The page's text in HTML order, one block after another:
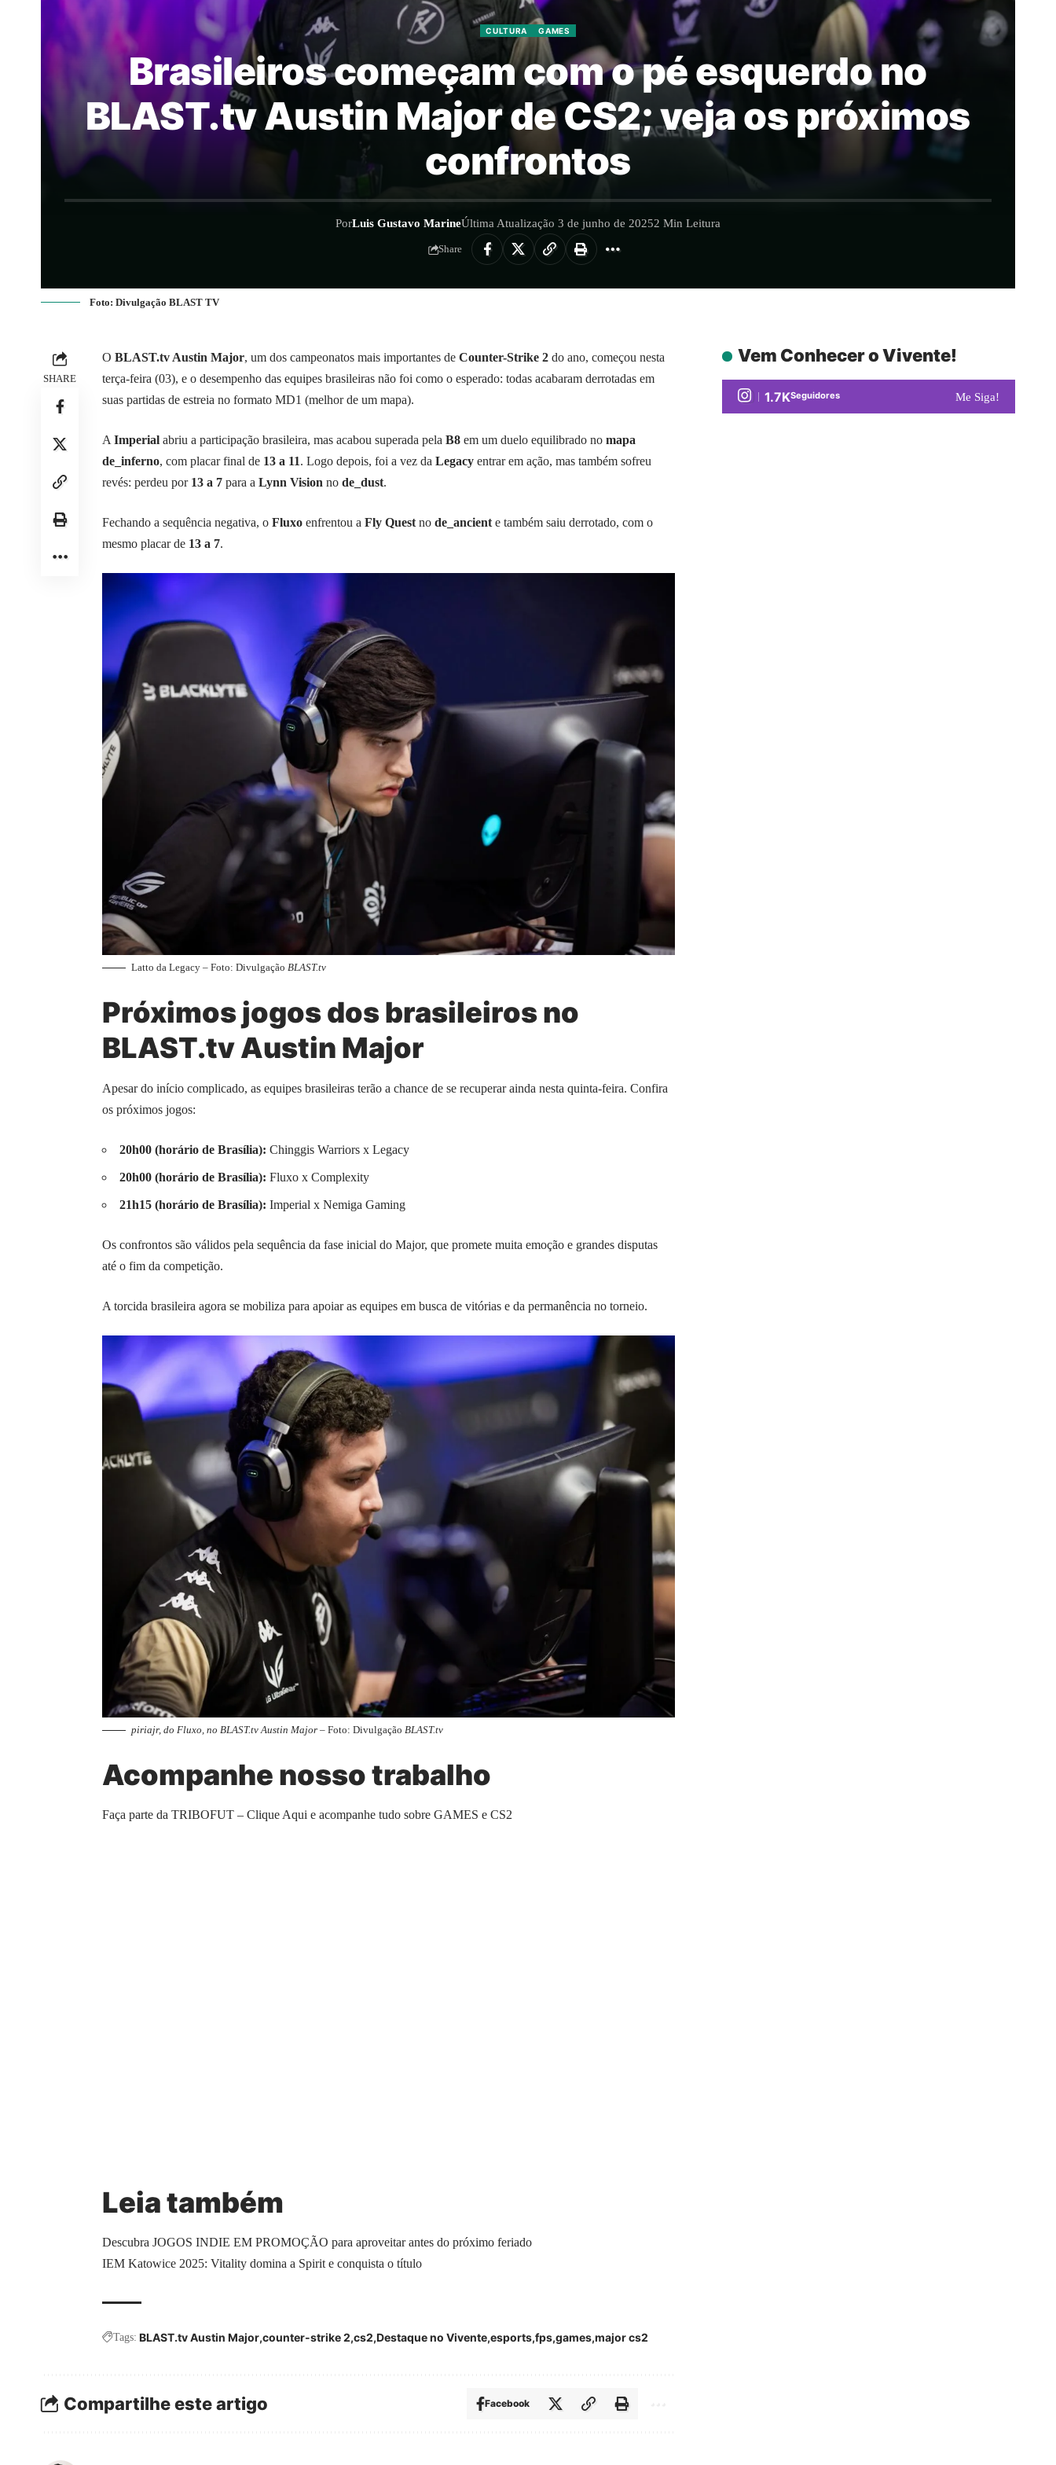
CULTURA GAMES
Brasileiros começam com o pé esquerdo no
BLAST.tv Austin Major de CS2; veja os próximos
confrontos
PorLuis Gustavo MarineÚltima Atualização 3 de junho de 20252 Min Leitura
Share
Foto: Divulgação BLAST TV
SHARE
O BLAST.tv Austin Major, um dos campeonatos mais importantes de Counter-Strike 2 do ano, começou nesta
terça-feira (03), e o desempenho das equipes brasileiras não foi como o esperado: todas acabaram derrotadas em
suas partidas de estreia no formato MD1 (melhor de um mapa).
A Imperial abriu a participação brasileira, mas acabou superada pela B8 em um duelo equilibrado no mapa
de_inferno, com placar final de 13 a 11. Logo depois, foi a vez da Legacy entrar em ação, mas também sofreu
revés: perdeu por 13 a 7 para a Lynn Vision no de_dust.
Fechando a sequência negativa, o Fluxo enfrentou a Fly Quest no de_ancient e também saiu derrotado, com o
mesmo placar de 13 a 7.
Latto da Legacy – Foto: Divulgação BLAST.tv
Próximos jogos dos brasileiros no
BLAST.tv Austin Major
Apesar do início complicado, as equipes brasileiras terão a chance de se recuperar ainda nesta quinta-feira. Confira
os próximos jogos:
20h00 (horário de Brasília): Chinggis Warriors x Legacy
20h00 (horário de Brasília): Fluxo x Complexity
21h15 (horário de Brasília): Imperial x Nemiga Gaming
Os confrontos são válidos pela sequência da fase inicial do Major, que promete muita emoção e grandes disputas
até o fim da competição.
A torcida brasileira agora se mobiliza para apoiar as equipes em busca de vitórias e da permanência no torneio.
piriajr, do Fluxo, no BLAST.tv Austin Major – Foto: Divulgação BLAST.tv
Acompanhe nosso trabalho
Faça parte da TRIBOFUT – Clique Aqui e acompanhe tudo sobre GAMES e CS2
Leia também
Descubra JOGOS INDIE EM PROMOÇÃO para aproveitar antes do próximo feriado
IEM Katowice 2025: Vitality domina a Spirit e conquista o título
Tags: BLAST.tv Austin Major counter-strike 2 cs2 Destaque no Vivente esports fps games major cs2
Compartilhe este artigo Facebook
Vem Conhecer o Vivente!
1.7KSeguidores Me Siga!